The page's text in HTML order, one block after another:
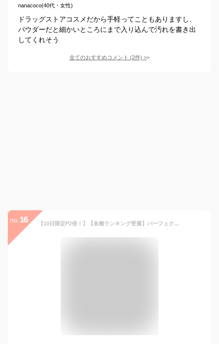
nanacoco(40代・女性)
ドラッグストアコスメだから手軽ってこともありますし、
パウダーだと細かいところにまで入り込んで汚れを書き出
してくれそう
全てのおすすめコメント (2件) >
no. 16 【10日限定P2倍！】【各種ランキング受賞】パーフェクトワン フォーカス スムースクレンジングバーム 75g《W洗顔不要 まつエクOK》クレンジング 化粧落とし 洗顔 オールインワン 黒ずみ 角栓 毛穴レス 毛穴ケア 角質ケア 無添加 ビタミンC誘導体